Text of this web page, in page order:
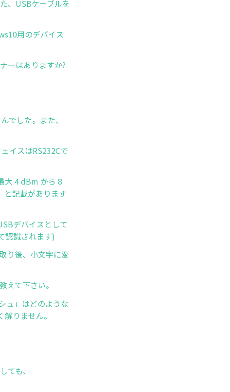
、USBケーブルを
用のデバイス
ーはありますか?
でした。また、
イスはRS232Cで
大 4 dBm から 8
と記載があります
デバイスとして
認識されます)
り後、小文字に変
えて下さい。
ュ」はどのような
りません。
ても、